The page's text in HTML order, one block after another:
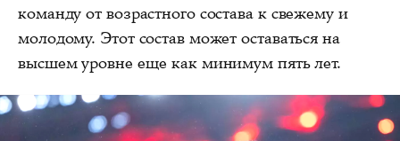
команду от возрастного состава к свежему и
молодому. Этот состав может оставаться на
высшем уровне еще как минимум пять лет.